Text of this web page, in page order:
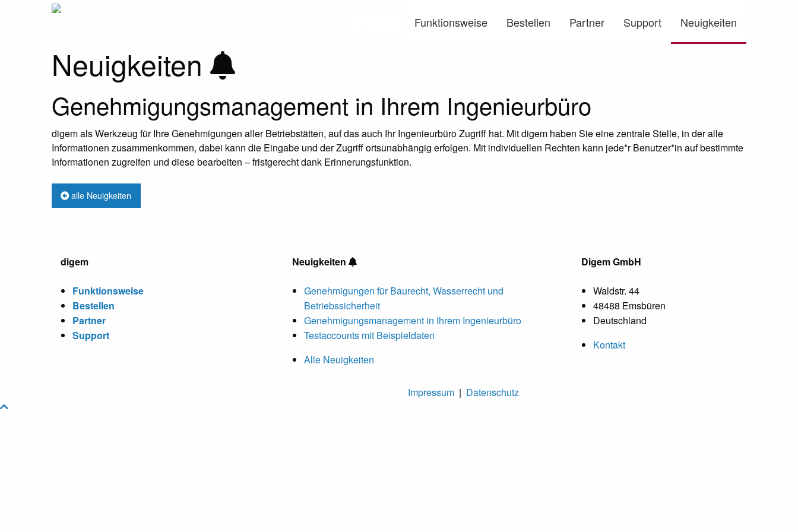
Funktionsweise Bestellen Partner Support Neuigkeiten
Neuigkeiten
Genehmigungsmanagement in Ihrem Ingenieurbüro
digem als Werkzeug für Ihre Genehmigungen aller Betriebstätten, auf das auch Ihr Ingenieurbüro Zugriff hat. Mit digem haben Sie eine zentrale Stelle, in der alle
Informationen zusammenkommen, dabei kann die Eingabe und der Zugriff ortsunabhängig erfolgen. Mit individuellen Rechten kann jede*r Benutzer*in auf bestimmte
Informationen zugreifen und diese bearbeiten – fristgerecht dank Erinnerungsfunktion.
alle Neuigkeiten
digem
Funktionsweise
Bestellen
Partner
Support
Neuigkeiten
Genehmigungen für Baurecht, Wasserrecht und
Betriebssicherheit
Genehmigungsmanagement in Ihrem Ingenieurbüro
Testaccounts mit Beispieldaten
Alle Neuigkeiten
Digem GmbH
Waldstr. 44
48488 Emsbüren
Deutschland
Kontakt
Impressum | Datenschutz